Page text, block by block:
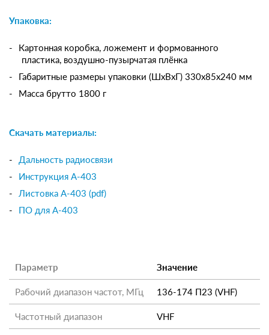
Упаковка:
Картонная коробка, ложемент и формованного
пластика, воздушно-пузырчатая плёнка
Габаритные размеры упаковки (ШхВхГ) 330х85х240 мм
Масса брутто 1800 г
Скачать материалы:
Дальность радиосвязи
Инструкция А-403
Листовка А-403 (pdf)
ПО для А-403
Параметр Значение
Рабочий диапазон частот, МГц 136-174 П23 (VHF)
Частотный диапазон VHF